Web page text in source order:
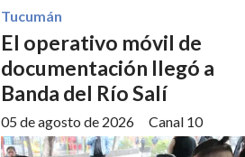
El operativo móvil de
documentación llegó a
Banda del Río Salí
Canal 10
Tucumán
05 de agosto de 2026